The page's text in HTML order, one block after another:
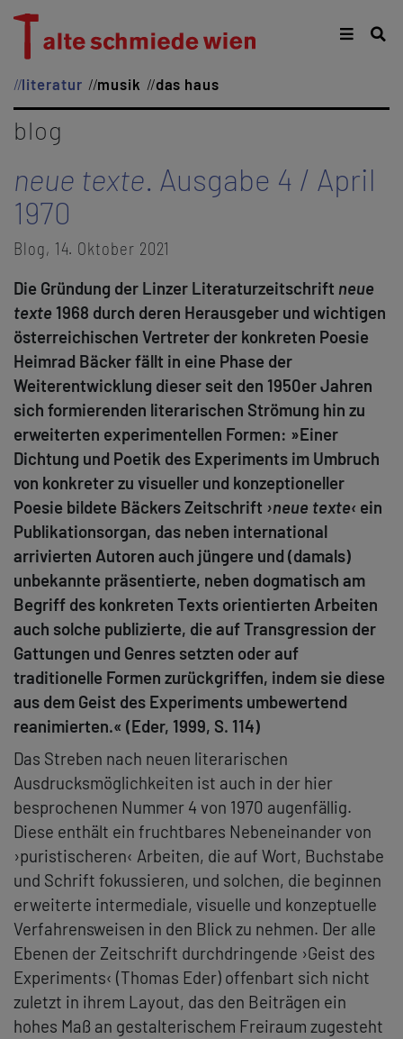
literatur musik das haus
blog
neue texte. Ausgabe 4 / April
1970
Blog, 14. Oktober 2021
Die Gründung der Linzer Literaturzeitschrift neue
texte 1968 durch deren Herausgeber und wichtigen
österreichischen Vertreter der konkreten Poesie
Heimrad Bäcker fällt in eine Phase der
Weiterentwicklung dieser seit den 1950er Jahren
sich formierenden literarischen Strömung hin zu
erweiterten experimentellen Formen: »Einer
Dichtung und Poetik des Experiments im Umbruch
von konkreter zu visueller und konzeptioneller
Poesie bildete Bäckers Zeitschrift ›neue texte‹ ein
Publikationsorgan, das neben international
arrivierten Autoren auch jüngere und (damals)
unbekannte präsentierte, neben dogmatisch am
Begriff des konkreten Texts orientierten Arbeiten
auch solche publizierte, die auf Transgression der
Gattungen und Genres setzten oder auf
traditionelle Formen zurückgriffen, indem sie diese
aus dem Geist des Experiments umbewertend
reanimierten.« (Eder, 1999, S. 114)
Das Streben nach neuen literarischen
Ausdrucksmöglichkeiten ist auch in der hier
besprochenen Nummer 4 von 1970 augenfällig.
Diese enthält ein fruchtbares Nebeneinander von
›puristischeren‹ Arbeiten, die auf Wort, Buchstabe
und Schrift fokussieren, und solchen, die beginnen
erweiterte intermediale, visuelle und konzeptuelle
Verfahrensweisen in den Blick zu nehmen. Der alle
Ebenen der Zeitschrift durchdringende ›Geist des
Experiments‹ (Thomas Eder) offenbart sich nicht
zuletzt in ihrem Layout, das den Beiträgen ein
hohes Maß an gestalterischem Freiraum zugesteht